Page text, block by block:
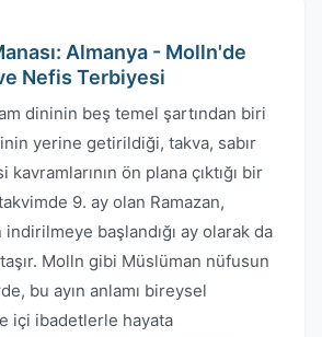
Almanya - Molln'de
Nefis Terbiyesi
dininin beş temel şartından biri
yerine getirildiği, takva, sabır
ön plana çıktığı bir
9. ay olan Ramazan,
indirilmeye başlandığı ay olarak da
Molln gibi Müslüman nüfusun
bu ayın anlamı bireysel
içi ibadetlerle hayata